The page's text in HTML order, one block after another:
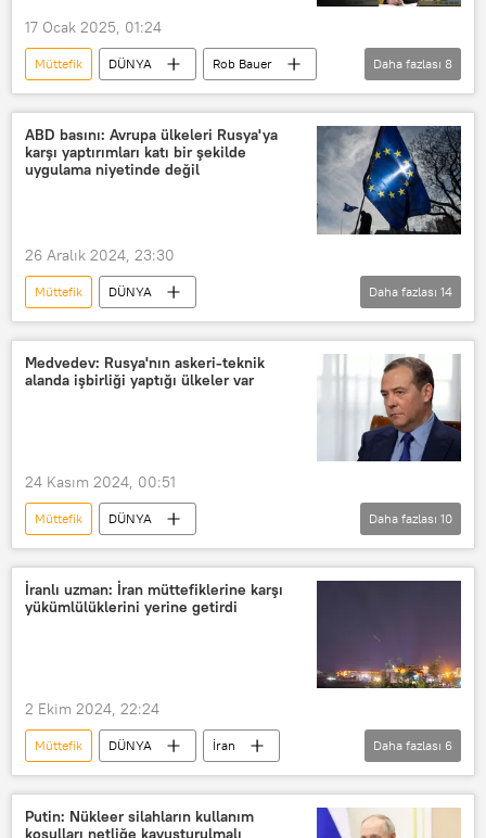
17 Ocak 2025, 01:24
Müttefik DÜNYA
Rob Bauer
NATO
Rusya
Savunma
kalkan
GSYH
ABD
Tucker Carlson
Vladimir Putin
Daha fazlası 8
ABD basını: Avrupa ülkeleri Rusya'ya
karşı yaptırımları katı bir şekilde
uygulama niyetinde değil
26 Aralık 2024, 23:30
Müttefik
DÜNYA
The New York Times (NYT)
ABD
Avrupa
Hindistan
Donald Trump
Joe Biden
Carnegie Uluslararası Barış Vakfı
Güney Kore
Sudan
Daha fazlası 14
Medvedev: Rusya'nın askeri-teknik
alanda işbirliği yaptığı ülkeler var
24 Kasım 2024, 00:51
Müttefik
DÜNYA
Dmitriy Medvedev
Rusya Güvenlik Konseyi
Al Arabiya
İran
Çin
Kuzey Kore
Annalena Baerbock
Daha fazlası 10
İranlı uzman: İran müttefiklerine karşı
yükümlülüklerini yerine getirdi
2 Ekim 2024, 22:24
Müttefik DÜNYA
İran
İsrail
Füze saldırısı
ABD
Hasan Nasrallah
İsmail Haniye
Daha fazlası 6
Putin: Nükleer silahların kullanım
koşulları netliğe kavuşturulmalı